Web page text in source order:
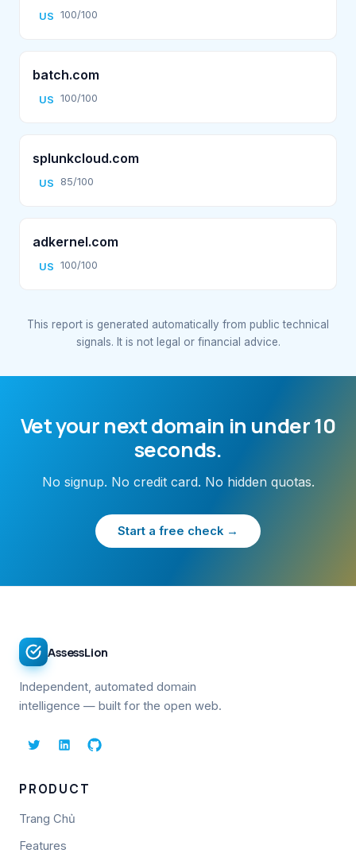
US 100/100
batch.com
US 100/100
splunkcloud.com
US 85/100
adkernel.com
US 100/100
This report is generated automatically from public technical
signals. It is not legal or financial advice.
Vet your next domain in under 10
seconds.
No signup. No credit card. No hidden quotas.
Start a free check →
AssessLion
Independent, automated domain
intelligence — built for the open web.
PRODUCT
Trang Chủ
Features